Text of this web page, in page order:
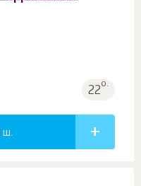
22о.
ш.